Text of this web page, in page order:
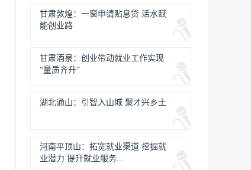
甘肃敦煌：一窗申请贴息贷 活水赋
能创业路
甘肃酒泉：创业带动就业工作实现
“量质齐升”
湖北通山：引智入山城 聚才兴乡土
河南平顶山：拓宽就业渠道 挖掘就
业潜力 提升就业服务...